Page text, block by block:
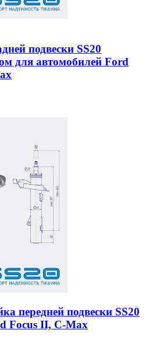
подвески SS20
для автомобилей Ford
передней подвески SS20
Focus II, C-Max